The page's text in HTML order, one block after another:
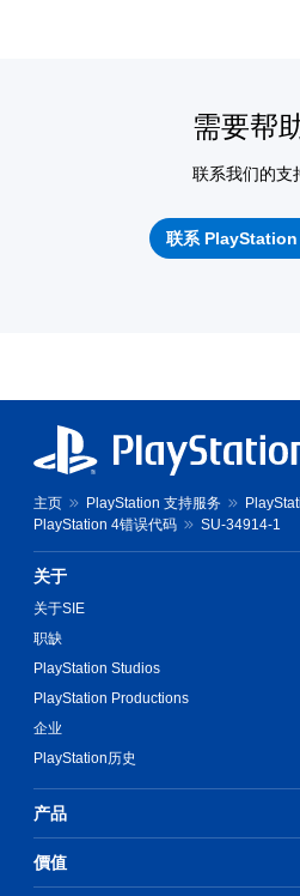
需要帮
联系我们的支
联系 PlayStation
主页 PlayStation 支持服务
PlayStation 4错误代码
SU-34914-1
关于
关于SIE
职缺
PlayStation Studios
PlayStation Productions
企业
PlayStation历史
产品
價值